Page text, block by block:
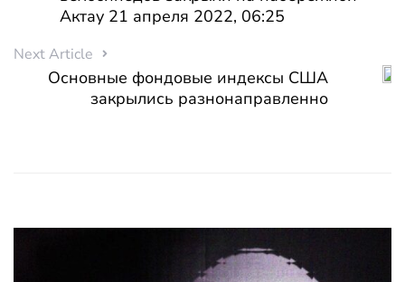
Актау 21 апреля 2022, 06:25
Next Article
Основные фондовые индексы США
закрылись разнонаправленно